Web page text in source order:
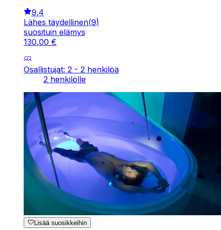
9.4
Lähes täydellinen(9)
suosituin elämys
130,00 €
Osallistujat: 2 - 2 henkilöä
2 henkilölle
Lisää suosikkeihin